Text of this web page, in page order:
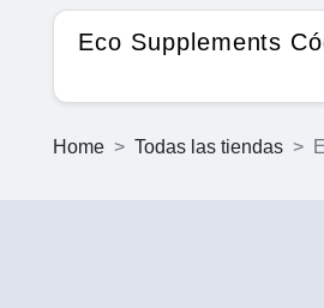
Eco Supplements
Home Todas las tiendas